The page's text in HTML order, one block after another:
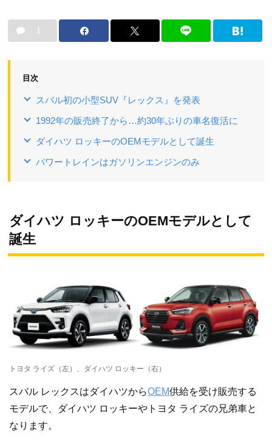
1
目次
スバル初の小型SUV『レックス』を発表
1992年の販売終了から…約30年ぶりの車名復活に
ダイハツ ロッキーのOEMモデルとして誕生
パワートレインはガソリンエンジンのみ
ダイハツ ロッキーのOEMモデルとして
誕生
トヨタ ライズ（左）、ダイハツ ロッキー（右）
スバル レックスはダイハツからOEM供給を受け販売する
モデルで、ダイハツ ロッキーやトヨタ ライズの兄弟車と
なります。